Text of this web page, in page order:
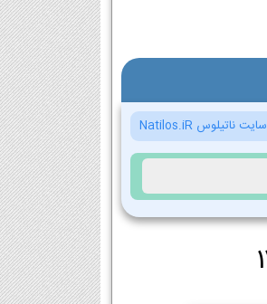
سایت ناتیلوس Natilos.iR